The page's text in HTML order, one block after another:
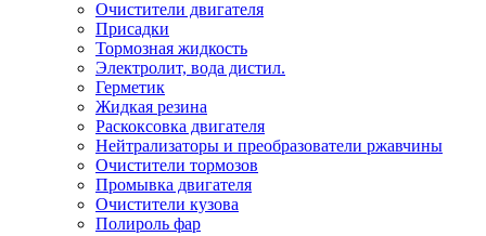
Очистители двигателя
Присадки
Тормозная жидкость
Электролит, вода дистил.
Герметик
Жидкая резина
Раскоксовка двигателя
Нейтрализаторы и преобразователи ржавчины
Очистители тормозов
Промывка двигателя
Очистители кузова
Полироль фар